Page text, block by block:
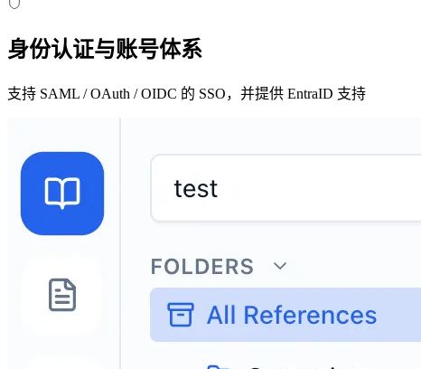
身份认证与账号体系
支持 SAML / OAuth / OIDC 的 SSO，并提供 EntraID 支持